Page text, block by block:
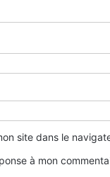
site dans le
à mon